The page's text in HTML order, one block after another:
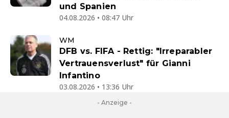
und Spanien
04.08.2026 • 08:47 Uhr
WM
DFB vs. FIFA - Rettig: "Irreparabler
Vertrauensverlust" für Gianni
Infantino
03.08.2026 • 13:36 Uhr
- Anzeige -